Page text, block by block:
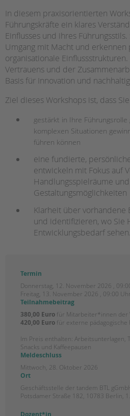
BETREUTES WOHNEN
TANDEM BTL AKADEMIE
Zertfikatskurse
Seminarkalender
Seminarräume
STADTTEILARBEIT
PROFIL | LEITBILD
Bereiche im Überblick
Kinder- und Jugendschutz
Unsere Videos
Gesellschafter VdK
schoolcoach BTL
tandem international
Stellenangebote
tandem als Arbeitgeberin
NEWS/BLOG
unkuerzbar
Briefe an Kai
PRESSE
Magazin
KONTAKT
In diesem praxisorientierten
Führungskräfte ein klares
Einflusses und ihres
Umgang mit Macht und erkennen
organisationale
Vertrauens und der
Basis für Innovation und
Ziel dieses Workshops ist, dass Sie
gestärkt in Ihre
komplexen Situationen
führen können
eine fundierte,
entwickeln mit Fokus auf
Handlungsspielräume und
Gestaltungsmöglichkeiten
Klarheit über vorhandene
und identifizieren, wo Sie
Entwicklungsbedarf sehen.
Termin
Donnerstag, 12. November 2026 ,
Freitag, 13. November 2026 , 09:00 Uhr
Teilnahmebeitrag
380,00 Euro für Mitarbeiter*innen der
420,00 Euro für externe pädagogische
Im Preis enthalten: Arbeitsunterlagen,
Snacks und Kaffeepausen
Meldeschluss
Mittwoch, 28. Oktober 2026
Ort
Geschäftsstelle der tandem BTL
Potsdamer Straße 182, 10783 Berlin,
Dozent*in